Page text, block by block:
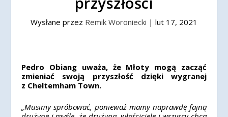
Wysłane przez Remik Woroniecki | lut 17, 2021
Pedro Obiang uważa, że Młoty mogą zacząć
zmieniać swoją przyszłość dzięki wygranej
z Cheltemham Town.
„Musimy spróbować, ponieważ mamy naprawdę fajną